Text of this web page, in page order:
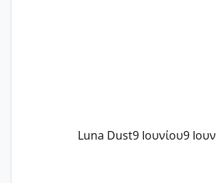
Luna Dust9 Ιουνίου9 Ιουν